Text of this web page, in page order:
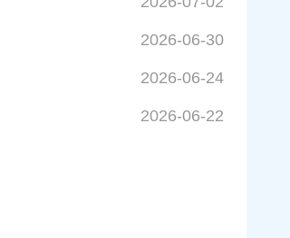
2026-06-30
2026-06-24
2026-06-22